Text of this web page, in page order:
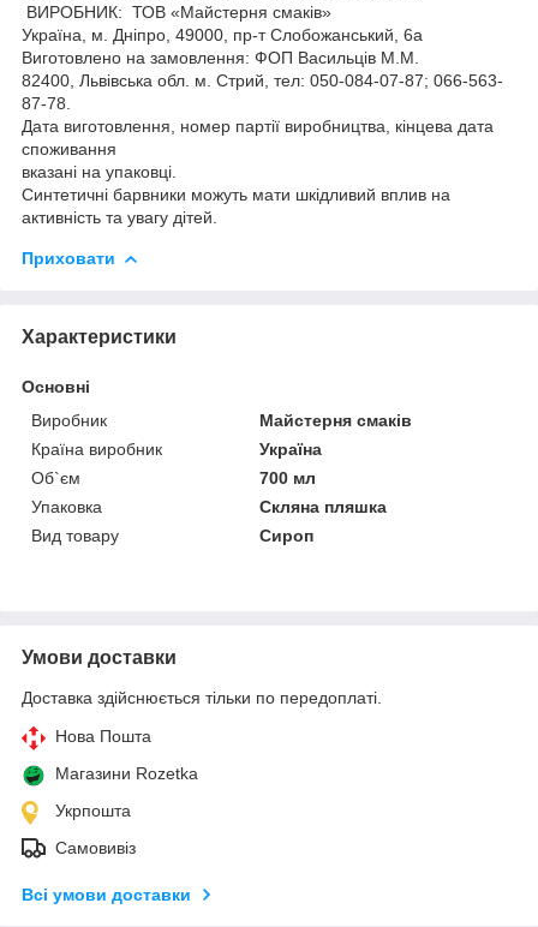
ВИРОБНИК: ТОВ «Майстерня смаків»
Україна, м. Дніпро, 49000, пр-т Слобожанський, 6а
Виготовлено на замовлення: ФОП Васильців М.М.
82400, Львівська обл. м. Стрий, тел: 050-084-07-87; 066-563-
87-78.
Дата виготовлення, номер партії виробництва, кінцева дата
споживання
вказані на упаковці.
Синтетичні барвники можуть мати шкідливий вплив на
активність та увагу дітей.
Приховати
Характеристики
Основні
Виробник
Майстерня смаків
Країна виробник
Україна
Об`єм
700 мл
Упаковка
Скляна пляшка
Вид товару
Сироп
Умови доставки
Доставка здійснюється тільки по передоплаті.
Нова Пошта
Магазини Rozetka
Укрпошта
Самовивіз
Всі умови доставки